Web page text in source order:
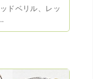
ていた方の宝石
をいろいろ教え
ドベリル、レッ